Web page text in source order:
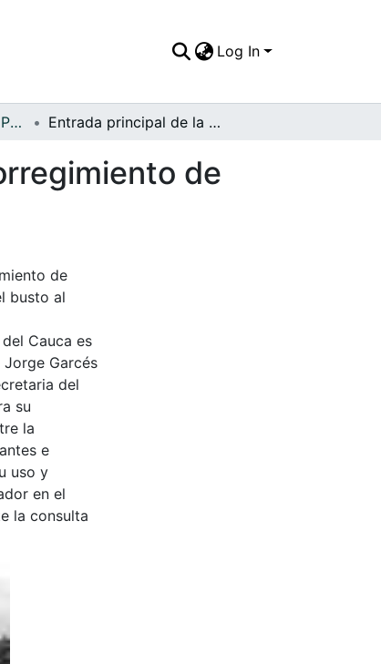
Log In
APFFVC - Esculturas - Patrimonial Entrada principal de la Hacienda El paraiso en el corregimiento de Santa Elena
de
de
busto al
Cauca es
Garcés
del
su
la
e
uso y
en el
la consulta